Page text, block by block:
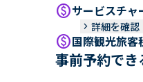
paidサービスチャ
keyboard_arrow_right 詳細を確認
paid国際観光旅
事前予約で